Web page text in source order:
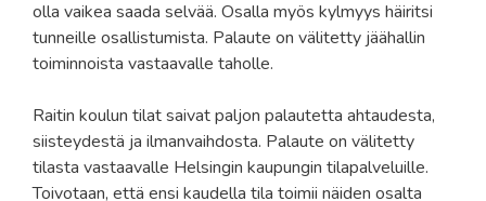
olla vaikea saada selvää. Osalla myös kylmyys häiritsi
tunneille osallistumista. Palaute on välitetty jäähallin
toiminnoista vastaavalle taholle.
Raitin koulun tilat saivat paljon palautetta ahtaudesta,
siisteydestä ja ilmanvaihdosta. Palaute on välitetty
tilasta vastaavalle Helsingin kaupungin tilapalveluille.
Toivotaan, että ensi kaudella tila toimii näiden osalta